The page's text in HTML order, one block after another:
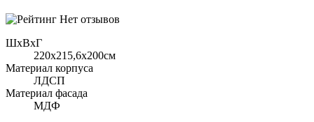
Нет отзывов
ШхВхГ
220x215,6х200см
Материал корпуса
ЛДСП
Материал фасада
МДФ